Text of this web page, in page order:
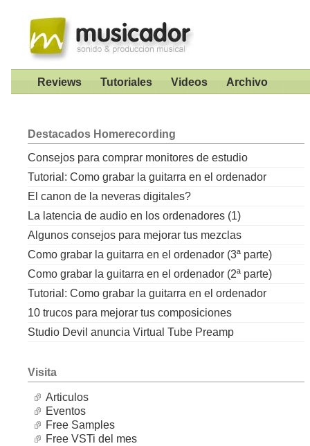
Reviews Tutoriales Videos Archivo
Destacados Homerecording
Consejos para comprar monitores de estudio
Tutorial: Como grabar la guitarra en el ordenador
El canon de la neveras digitales?
La latencia de audio en los ordenadores (1)
Algunos consejos para mejorar tus mezclas
Como grabar la guitarra en el ordenador (3ª parte)
Como grabar la guitarra en el ordenador (2ª parte)
Tutorial: Como grabar la guitarra en el ordenador
10 trucos para mejorar tus composiciones
Studio Devil anuncia Virtual Tube Preamp
Visita
Articulos
Eventos
Free Samples
Free VSTi del mes